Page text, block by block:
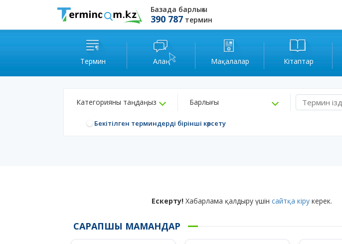
Базада барлығы
390 787 термин
Термин Алаң Мақалалар Кітаптар
Категорияны таңдаңыз Барлығы
Бекітілген терминдерді бірінші көрсету
Ескерту! Хабарлама қалдыру үшінсайтқа кіру керек.
САРАПШЫ МАМАНДАР